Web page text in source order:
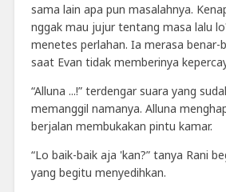
sama lain apa pun masalahnya.
nggak mau jujur tentang masa lalu
menetes perlahan. Ia merasa benar-
saat Evan tidak memberinya
“Alluna ...!” terdengar suara yang
memanggil namanya. Alluna
berjalan membukakan pintu kamar.
“Lo baik-baik aja 'kan?” tanya Rani
yang begitu menyedihkan.